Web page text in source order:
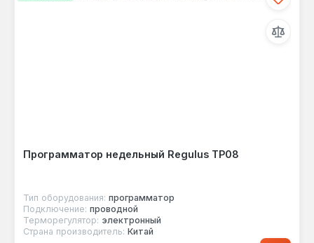
Программатор недельный Regulus TP08
Тип оборудования: программатор
Подключение: проводной
Терморегулятор: электронный
Страна производитель: Китай